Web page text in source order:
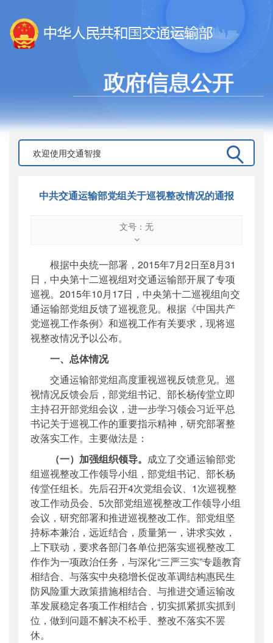
中共交通运输部党组关于巡视整改情况的通报
文号：无
公开日期：2016年01月26日
主题词 ：
巡视整改;三严三实
机构分类：办公厅
主题分类：其他
公文类型：其他
根据中央统一部署，2015年7月2日至8月31
日，中央第十二巡视组对交通运输部开展了专项
巡视。2015年10月17日，中央第十二巡视组向交
通运输部党组反馈了巡视意见。根据《中国共产
党巡视工作条例》和巡视工作有关要求，现将巡
视整改情况予以公布。
一、总体情况
交通运输部党组高度重视巡视反馈意见。巡
视情况反馈会后，部党组书记、部长杨传堂立即
主持召开部党组会议，进一步学习领会习近平总
书记关于巡视工作的重要指示精神，研究部署整
改落实工作。主要做法是：
（一）加强组织领导。 成立了交通运输部党
组巡视整改工作领导小组，部党组书记、部长杨
传堂任组长。先后召开4次党组会议、1次巡视整
改工作动员会、5次部党组巡视整改工作领导小组
会议，研究部署和推进巡视整改工作。部党组坚
持标本兼治，远近结合，质量第一，讲求实效，
上下联动，要求各部门各单位把落实巡视整改工
作作为一项政治任务，与深化“三严三实”专题教育
相结合、与落实中央稳增长促改革调结构惠民生
防风险重大政策措施相结合、与推进交通运输改
革发展稳定各项工作相结合，切实抓紧抓实抓到
位，做到问题不解决不松手、整改不落实不罢
休。